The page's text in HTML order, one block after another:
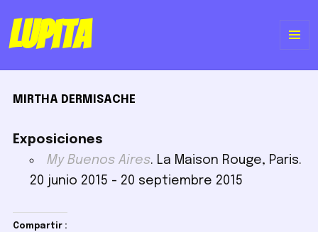
Lupita
MIRTHA DERMISACHE
Exposiciones
My Buenos Aires. La Maison Rouge, Paris.
20 junio 2015 - 20 septiembre 2015
Compartir :